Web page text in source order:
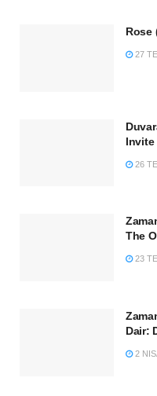
Rose
27
Invite
26
The
23
Dair:
2